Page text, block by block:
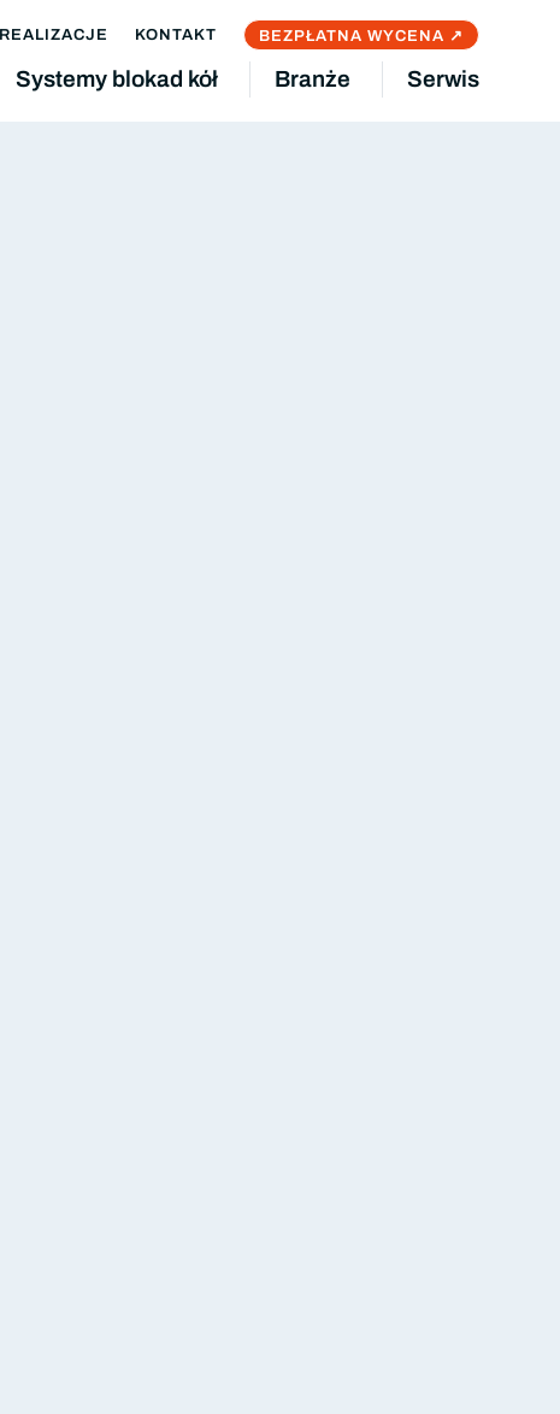
REALIZACJE KONTAKT BEZPŁATNA WYCENA ↗
Systemy blokad kół Branże Serwis